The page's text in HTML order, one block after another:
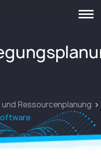
Ressourcenplanung